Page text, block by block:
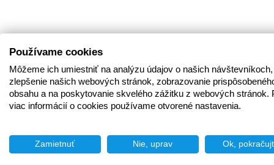
Používame cookies
Môžeme ich umiestniť na analýzu údajov o našich
zlepšenie našich webových stránok, zobrazovanie
obsahu a na poskytovanie skvelého zážitku z webových stránok.
viac informácií o cookies používame otvorené nastavenia.
Zamietnuť Nie, uprav Ok,